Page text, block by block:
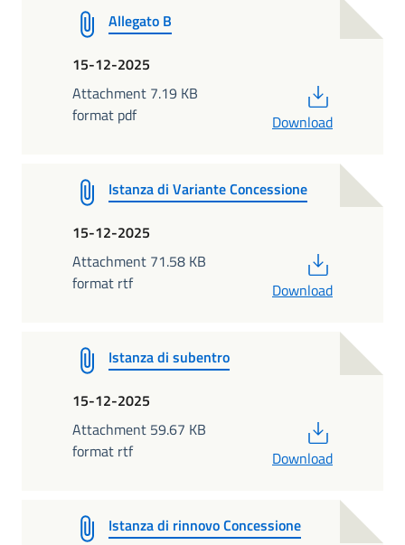
Allegato B
15-12-2025
Attachment 7.19 KB
format pdf
Download
Istanza di Variante Concessione
15-12-2025
Attachment 71.58 KB
format rtf
Download
Istanza di subentro
15-12-2025
Attachment 59.67 KB
format rtf
Download
Istanza di rinnovo Concessione